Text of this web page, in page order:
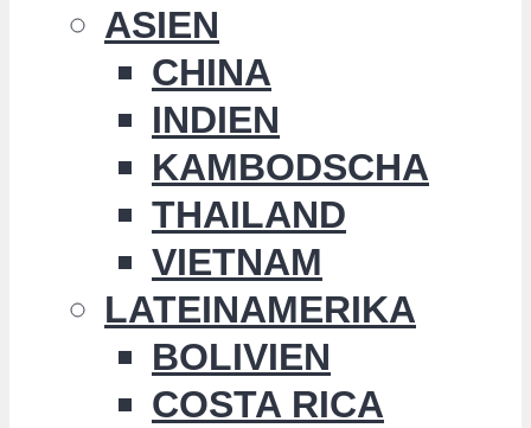
ASIEN
CHINA
INDIEN
KAMBODSCHA
THAILAND
VIETNAM
LATEINAMERIKA
BOLIVIEN
COSTA RICA